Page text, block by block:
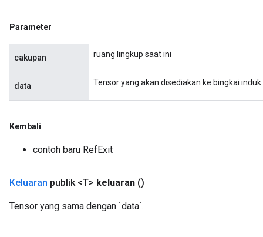
Parameter
cakupan ruang lingkup saat ini
data Tensor yang akan disediakan ke bingkai induk.
Kembali
contoh baru RefExit
Keluaran publik <T> keluaran ()
Tensor yang sama dengan `data`.